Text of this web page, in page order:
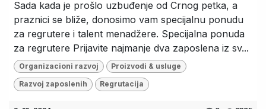
Sada kada je prošlo uzbuđenje od Crnog petka, a
praznici se bliže, donosimo vam specijalnu ponudu
za regrutere i talent menadžere. Specijalna ponuda
za regrutere Prijavite najmanje dva zaposlena iz sv...
Organizacioni razvoj Proizvodi & usluge
Razvoj zaposlenih Regrutacija